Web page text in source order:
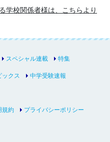
学校関係者様は、こちらより
スペシャル連載 特集
ックス 中学受験速報
規約 プライバシーポリシー